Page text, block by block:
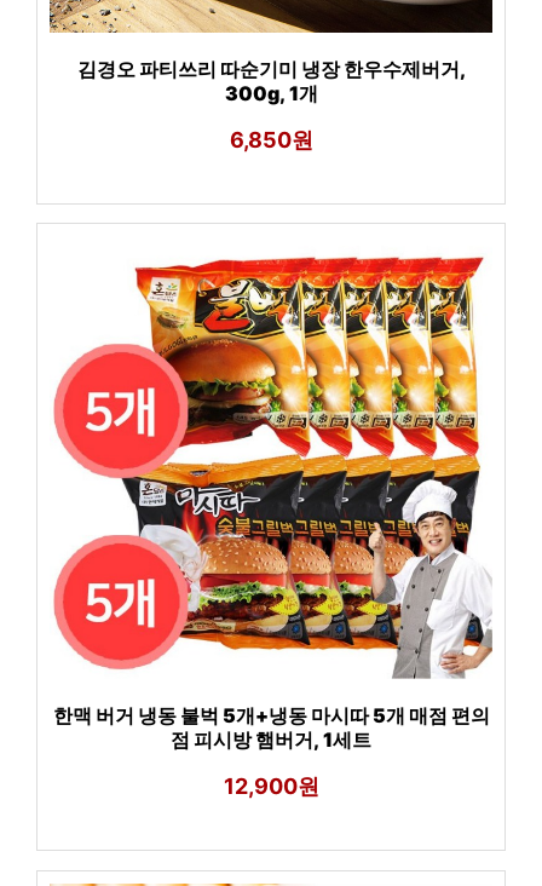
김경오 파티쓰리 따순기미 냉장 한우수제버거,
300g, 1개
6,850원
한맥 버거 냉동 불벅 5개+냉동 마시따 5개 매점 편의
점 피시방 햄버거, 1세트
12,900원